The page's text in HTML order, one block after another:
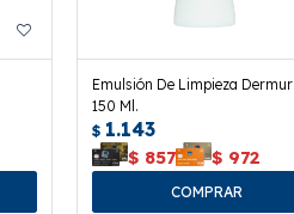
Emulsión De Limpieza Dermur
150 Ml.
$ 1.143
$ 857 $ 972